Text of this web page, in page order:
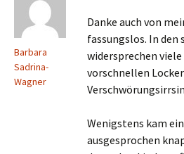
Barbara
Sadrina-
Wagner
Danke auch von
fassungslos. In den
widersprechen
vorschnellen
Wenigstens kam
ausgesprochen